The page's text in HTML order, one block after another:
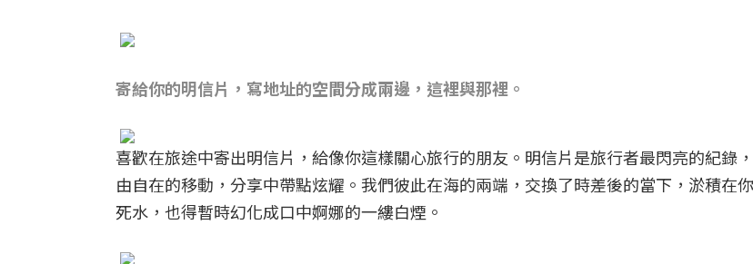
寄給你的明信片，寫地址的空間分成兩邊，這裡與那裡。
喜歡在旅途中寄出明信片，給像你這樣關心旅行的朋友。明信片是旅行者最閃亮的紀錄
由自在的移動，分享中帶點炫耀。我們彼此在海的兩端，交換了時差後的當下，淤積在
死水，也得暫時幻化成口中婀娜的一縷白煙。